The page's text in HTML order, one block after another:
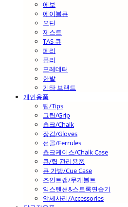
에보
에이블큐
오딘
제스트
TAS 큐
페리
퓨리
프레데터
한밭
기타 브랜드
개인용품
팁/Tips
그립/Grip
쵸크/Chalk
장갑/Gloves
선골/Ferrules
쵸크케이스/Chalk Case
큐/팁 관리용품
큐 가방/Cue Case
조인트캡/무게볼트
익스텐션&스트록연습기
악세사리/Accessories